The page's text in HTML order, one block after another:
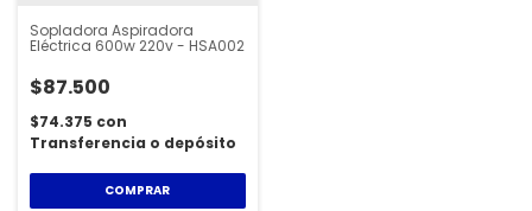
Sopladora Aspiradora
Eléctrica 600w 220v - HSA002
$87.500
$74.375 con
Transferencia o depósito